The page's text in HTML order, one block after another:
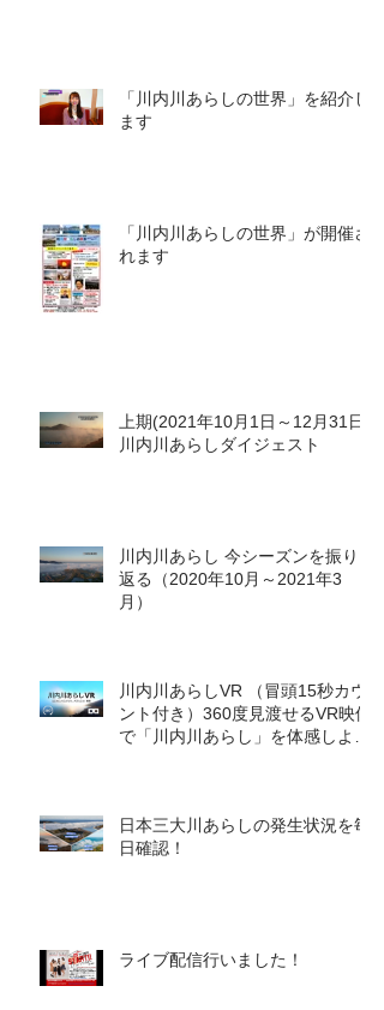
「川内川あらしの世界」を紹介し
ます
「川内川あらしの世界」が開催さ
れます
上期(2021年10月1日～12月31日)
川内川あらしダイジェスト
川内川あらし 今シーズンを振り
返る（2020年10月～2021年3
月）
川内川あらしVR （冒頭15秒カウ
ント付き）360度見渡せるVR映像
で「川内川あらし」を体感しよ
日本三大川あらしの発生状況を毎
日確認！
ライブ配信行いました！